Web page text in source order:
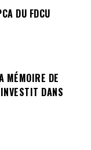
DU FDCU
MÉMOIRE DE
DANS